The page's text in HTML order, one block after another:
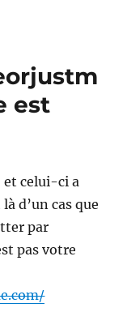
est
et celui-ci a
d’un cas que
par
pas votre